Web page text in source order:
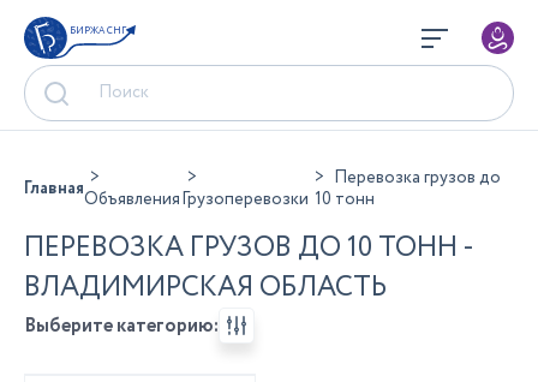
БИРЖА СНГ
ГлавнаяОбъявленияГрузоперевозки
Перевозка грузов до
10 тонн
ПЕРЕВОЗКА ГРУЗОВ ДО 10 ТОНН -
ВЛАДИМИРСКАЯ ОБЛАСТЬ
Выберите категорию: